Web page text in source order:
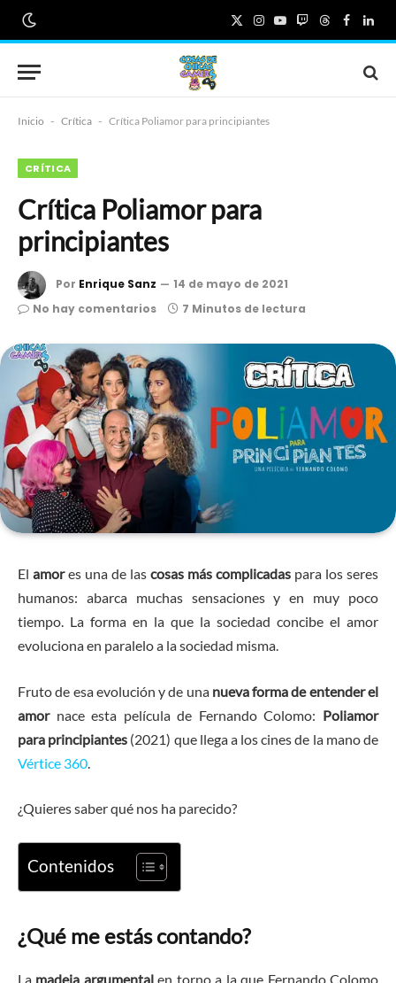
X
(Twitter)
Instagram
YouTube
TwitchThreads
Inicio - Crítica - Crítica Poliamor para principiantes
CRÍTICA
Crítica Poliamor para
principiantes
Por Enrique Sanz
14 de mayo de 2021
No hay comentarios
7 Minutos de lectura
El amores una de las cosas más complicadas para los seres
humanos: abarca muchas sensaciones y en muy poco
tiempo. La forma en la que la sociedad concibe el amor
evoluciona en paralelo a la sociedad misma.
Fruto de esa evolución y de una nueva forma de entender el
amornace esta película de Fernando Colomo: Poliamor
para principiantes (2021) que llega a los cines de la mano de
Vértice 360.
¿Quieres saber qué nos ha parecido?
Contenidos
¿Qué me estás contando?
La madeja argumentalen torno a la que Fernando Colomo